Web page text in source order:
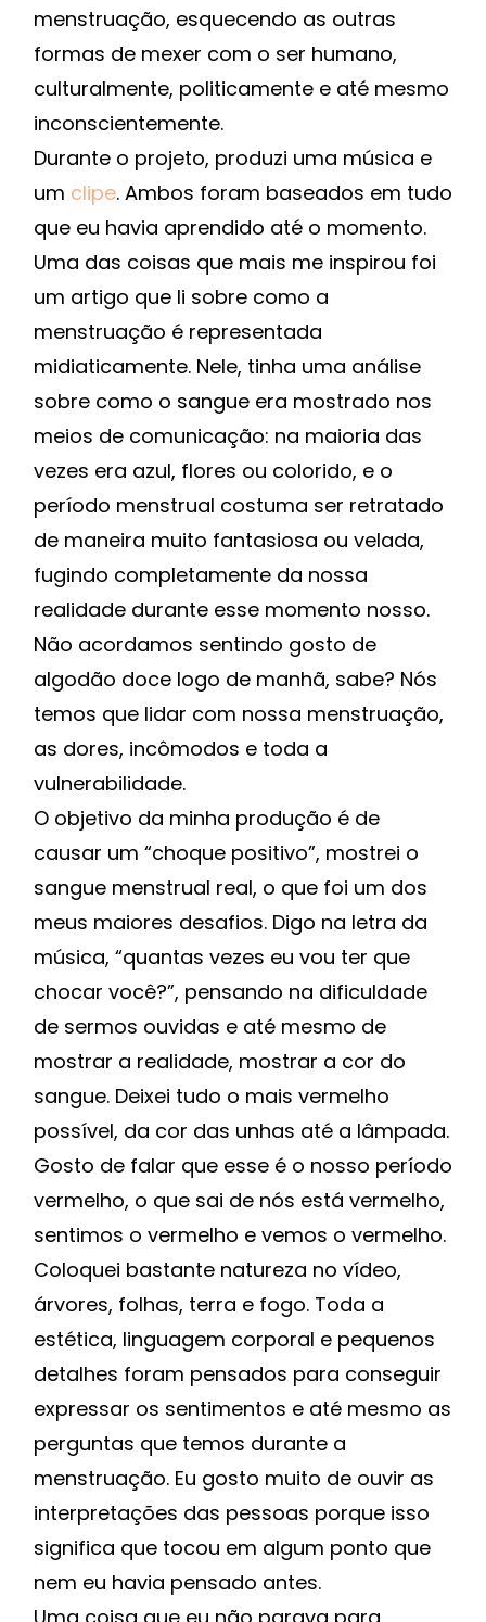
menstruação, esquecendo as outras
formas de mexer com o ser humano,
culturalmente, politicamente e até mesmo
inconscientemente.
Durante o projeto, produzi uma música e
um clipe. Ambos foram baseados em tudo
que eu havia aprendido até o momento.
Uma das coisas que mais me inspirou foi
um artigo que li sobre como a
menstruação é representada
midiaticamente. Nele, tinha uma análise
sobre como o sangue era mostrado nos
meios de comunicação: na maioria das
vezes era azul, flores ou colorido, e o
período menstrual costuma ser retratado
de maneira muito fantasiosa ou velada,
fugindo completamente da nossa
realidade durante esse momento nosso.
Não acordamos sentindo gosto de
algodão doce logo de manhã, sabe? Nós
temos que lidar com nossa menstruação,
as dores, incômodos e toda a
vulnerabilidade.
O objetivo da minha produção é de
causar um “choque positivo”, mostrei o
sangue menstrual real, o que foi um dos
meus maiores desafios. Digo na letra da
música, “quantas vezes eu vou ter que
chocar você?”, pensando na dificuldade
de sermos ouvidas e até mesmo de
mostrar a realidade, mostrar a cor do
sangue. Deixei tudo o mais vermelho
possível, da cor das unhas até a lâmpada.
Gosto de falar que esse é o nosso período
vermelho, o que sai de nós está vermelho,
sentimos o vermelho e vemos o vermelho.
Coloquei bastante natureza no vídeo,
árvores, folhas, terra e fogo. Toda a
estética, linguagem corporal e pequenos
detalhes foram pensados para conseguir
expressar os sentimentos e até mesmo as
perguntas que temos durante a
menstruação. Eu gosto muito de ouvir as
interpretações das pessoas porque isso
significa que tocou em algum ponto que
nem eu havia pensado antes.